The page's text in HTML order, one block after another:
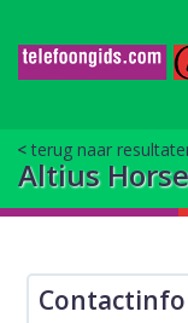
terug naar
Altius